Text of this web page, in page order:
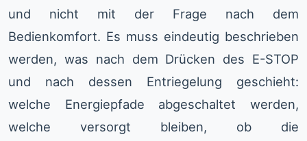
und nicht mit der Frage nach dem
Bedienkomfort. Es muss eindeutig beschrieben
werden, was nach dem Drücken des E-STOP
und nach dessen Entriegelung geschieht:
welche Energiepfade abgeschaltet werden,
welche versorgt bleiben, ob die